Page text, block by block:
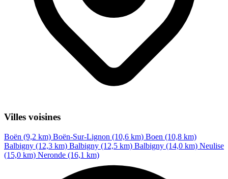
Villes voisines
Boën (9,2 km) Boën-Sur-Lignon (10,6 km) Boen (10,8 km)
Balbigny (12,3 km) Balbigny (12,5 km) Balbigny (14,0 km) Neulise
(15,0 km) Neronde (16,1 km)